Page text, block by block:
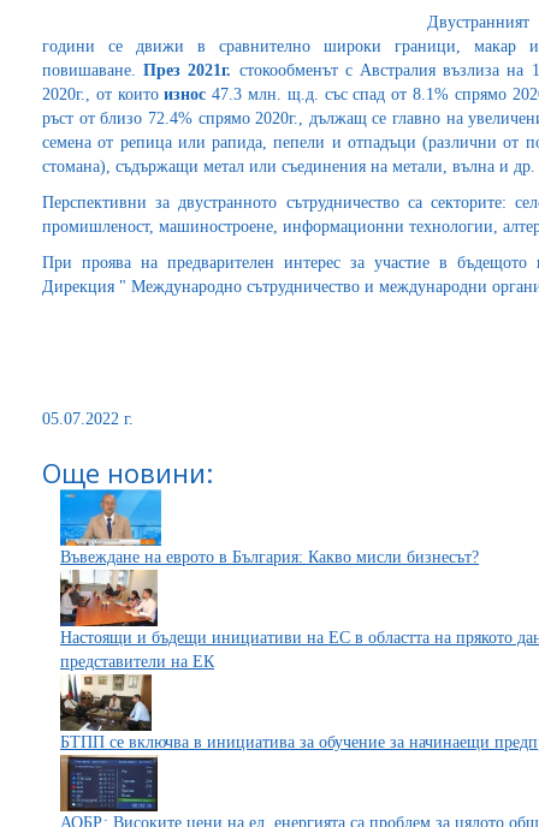
години се движи в сравнително широки граници, макар
повишаване.През 2021г. стокообменът с Австралия възлиза
2020г., от коитоизнос47.3 млн. щ.д. със спад от 8.1% спрямо
ръст от близо 72.4% спрямо 2020г., дължащ се главно на
семена от репица или рапида, пепели и отпадъци (различни от
стомана), съдържащи метал или съединения на метали, вълна и др.
Перспективни за двустранното сътрудничество са секторите:
промишленост, машиностроене, информационни технологии,
При проява на предварителен интерес за участие в
Дирекция " Международно сътрудничество и международни
05.07.2022 г.
Още новини:
Въвеждане на еврото в България: Какво мисли бизнесът?
Настоящи и бъдещи инициативи на ЕС в областта на прякото
представители на ЕК
БТПП се включва в инициатива за обучение за начинаещи
АОБР: Високите цени на ел. енергията са проблем за цялото